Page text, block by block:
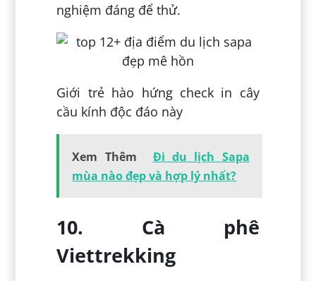
nghiệm đáng để thử.
Giới trẻ hào hứng check in cây
cầu kính độc đáo này
Xem Thêm
Đi du lịch Sapa
mùa nào đẹp và hợp lý nhất?
10. Cà phê
Viettrekking